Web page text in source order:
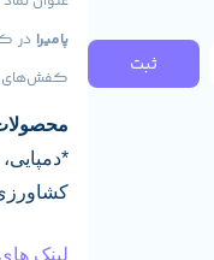
ثبت
پامیرا در
کفش‌های
لینک